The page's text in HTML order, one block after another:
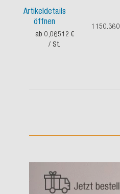
Artikeldetails
öffnen
ab 0,06512 €
/ St.
1150.360